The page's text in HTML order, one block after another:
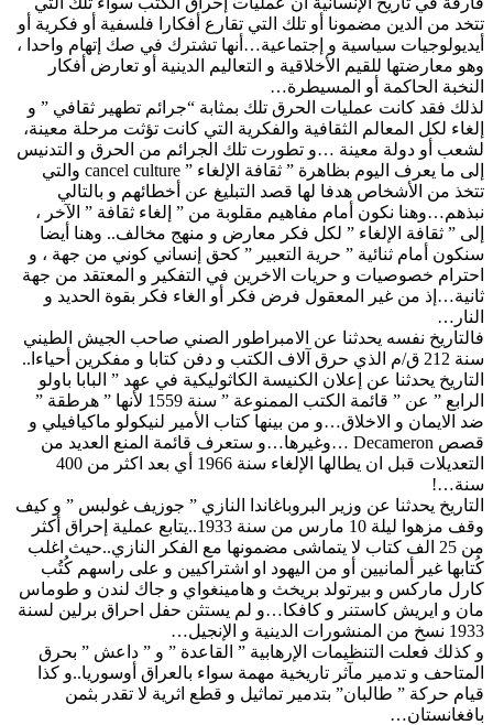
تتخد من الدين مضمونا أو تلك التي تقارع أفكارا فلسفية أو فكرية أو
أيديولوجيات سياسية و إجتماعية…أنها تشترك في صك إتهام واحدا ،
وهو معارضتها للقيم الأخلاقية و التعاليم الدينية أو تعارض أفكار
النخبة الحاكمة أو المسيطرة…
لذلك فقد كانت عمليات الحرق تلك بمثابة “جرائم تطهير ثقافي ” و
إلغاء لكل المعالم الثقافية والفكرية التي كانت تؤثت مرحلة معينة،
لشعب أو دولة معينة …و تطورت تلك الجرائم من الحرق و التدنيس
إلى ما يعرف اليوم بظاهرة ” ثقافة الإلغاء ” cancel culture والتي
تتخذ من الأشخاص هدفا لها قصد التبليغ عن أخطائهم و بالتالي
نبذهم…وهنا نكون أمام مفاهيم مقلوبة من ” إلغاء ثقافة ” الآخر ،
إلى ” ثقافة الإلغاء ” لكل فكر معارض و منهج مخالف.. وهنا أيضا
سنكون أمام ثنائية ” حرية التعبير ” كحق إنساني كوني من جهة ، و
احترام خصوصيات و حريات الاخرين في التفكير و المعتقد من جهة
ثانية…إذ من غير المعقول فرض فكر أو الغاء فكر بقوة الحديد و
النار…
فالتاريخ نفسه يحدثنا عن الامبراطور الصني صاحب الجيش الطيني
سنة 212 ق/م الذي حرق آلاف الكتب و دفن كتابا و مفكرين أحياءا..
التاريخ يحدثنا عن إعلان الكنيسة الكاثوليكية في عهد ” البابا باولو
الرابع ” عن ” قائمة الكتب الممنوعة ” سنة 1559 لأنها ” هرطقة ”
ضد الايمان و الاخلاق…و من بينها كتاب الأمير لنيكولو ماكيافيلي و
قصص Decameron …وغيرها…و ستعرف قائمة المنع العديد من
التعديلات قبل ان يطالها الإلغاء سنة 1966 أي بعد اكثر من 400
سنة…!
التاريخ يحدثنا عن وزير البروباغاندا النازي ” جوزيف غولبس ” و كيف
وقف مزهوا ليلة 10 مارس من سنة 1933..يتابع عملية إحراق أكثر
من 25 الف كتاب لا يتماشى مضمونها مع الفكر النازي..حيث اغلب
كُتابها غير ألمانيين أو من اليهود او اشتراكيين و على راسهم كُتُب
كارل ماركس و بيرتولد بريخث و هامينغواي و جاك لندن و طوماس
مان و ايريش كاستنر و كافكا…و لم يستثن حفل احراق برلين لسنة
1933 نسخ من المنشورات الدينية و الإنجيل…
و كذلك فعلت التنظيمات الإرهابية ” القاعدة ” و ” داعش ” بحرق
المتاحف و تدمير مآثر تاريخية مهمة سواء بالعراق أوسوريا..و كذا
قيام حركة ” طالبان” بتدمير تماثيل و قطع اثرية لا تقدر بثمن
بافغانستان…